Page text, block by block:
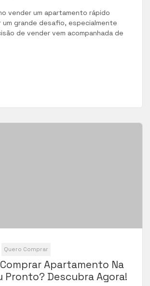
vender um apartamento rápido
grande desafio, especialmente
de vender vem acompanhada de
Quero Comprar
Apartamento Na
Pronto? Descubra Agora!